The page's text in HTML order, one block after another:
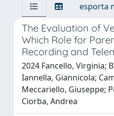
esporta
The Evaluation of
Which Role for
Recording and
2024 Fancello, Virginia;
Iannella, Giannicola;
Meccariello, Giuseppe;
Ciorba, Andrea